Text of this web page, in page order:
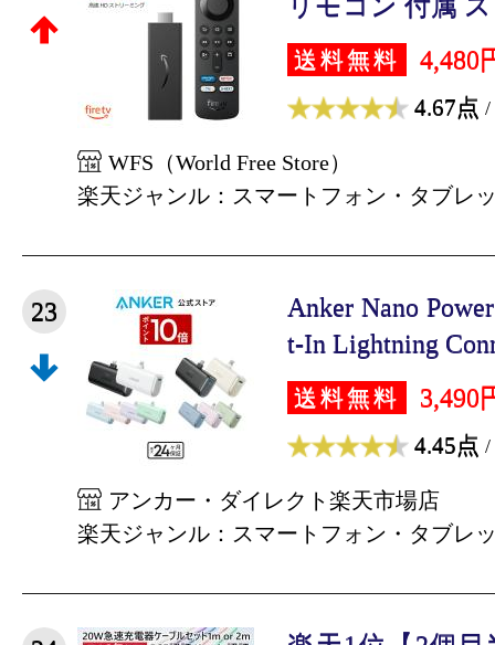
送料無料 4,480
4.67点 /
WFS（World Free Store）
楽天ジャンル：スマートフォン・タブレ
23
Anker Nano
t-In Lightning
送料無料 3,490
4.45点 /
アンカー・ダイレクト楽天市場店
楽天ジャンル：スマートフォン・タブレ